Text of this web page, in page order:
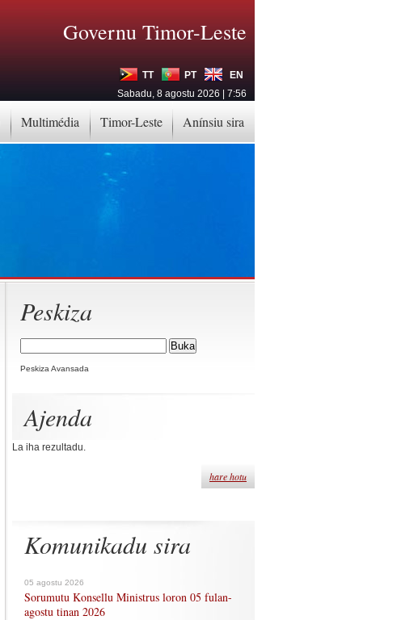
Multimédia Timor-Leste Anínsiu sira
Governu Timor-Leste
TT PT
EN
Sabadu, 8 agostu 2026 | 7:56
Peskiza
Peskiza Avansada
Ajenda
La iha rezultadu.
hare hotu
Komunikadu sira
05 agostu 2026
Sorumutu Konsellu Ministrus loron 05 fulan-
agostu tinan 2026